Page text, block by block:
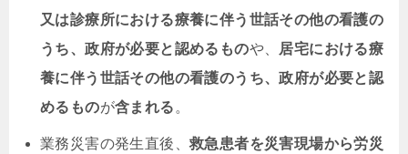
又は診療所における療養に伴う世話その他の看護の
うち、政府が必要と認めるものや、 居宅における療
養に伴う世話その他の看護のうち、政府が必要と認
めるものが含まれる。
業務災害の発生直後、救急患者を災害現場から労災